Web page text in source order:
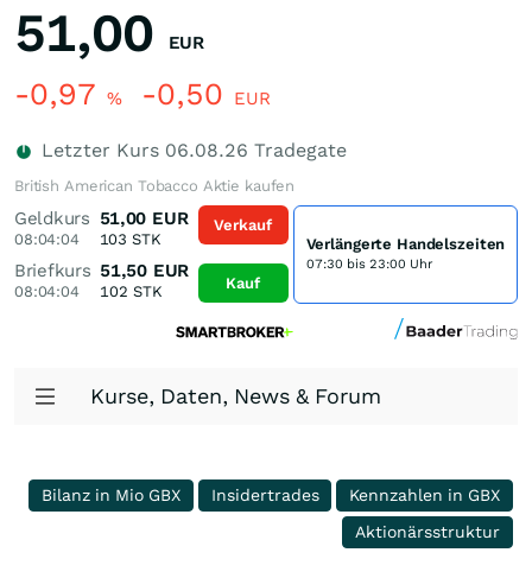
51,00 EUR
-0,97 % -0,50 EUR
Letzter Kurs 06.08.26 Tradegate
British American Tobacco Aktie kaufen
Geldkurs
08:04:04
51,00 EUR
103 STK
Briefkurs
08:04:04
51,50 EUR
102 STK
Verkauf
Kauf
Verlängerte Handelszeiten
07:30 bis 23:00 Uhr
Kurse, Daten, News & Forum
Bilanz in Mio GBX Insidertrades
Kennzahlen in GBX
Aktionärsstruktur